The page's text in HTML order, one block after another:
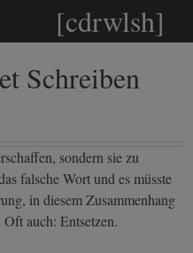
[cdrwlsh]
Schreiben
sondern sie zu
falsche Wort und es müsste
in diesem Zusammenhang
auch: Entsetzen.